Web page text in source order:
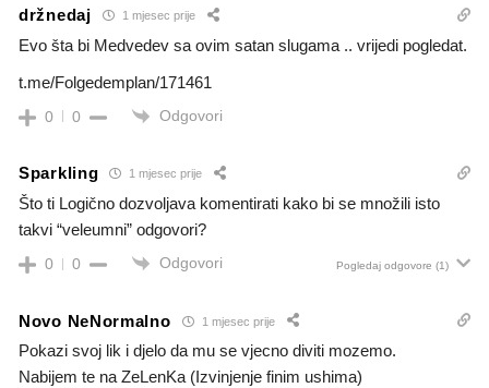
držnedaj 1 mjesec prije
Evo šta bi Medvedev sa ovim satan slugama .. vrijedi pogledat.
t.me/Folgedemplan/171461
0 0 Odgovori
Sparkling 1 mjesec prije
Što ti Logično dozvoljava komentirati kako bi se množili isto
takvi “veleumni” odgovori?
0 0 Odgovori Pogledaj odgovore (1)
Novo NeNormalno 1 mjesec prije
Pokazi svoj lik i djelo da mu se vjecno diviti mozemo.
Nabijem te na ZeLenKa (Izvinjenje finim ushima)